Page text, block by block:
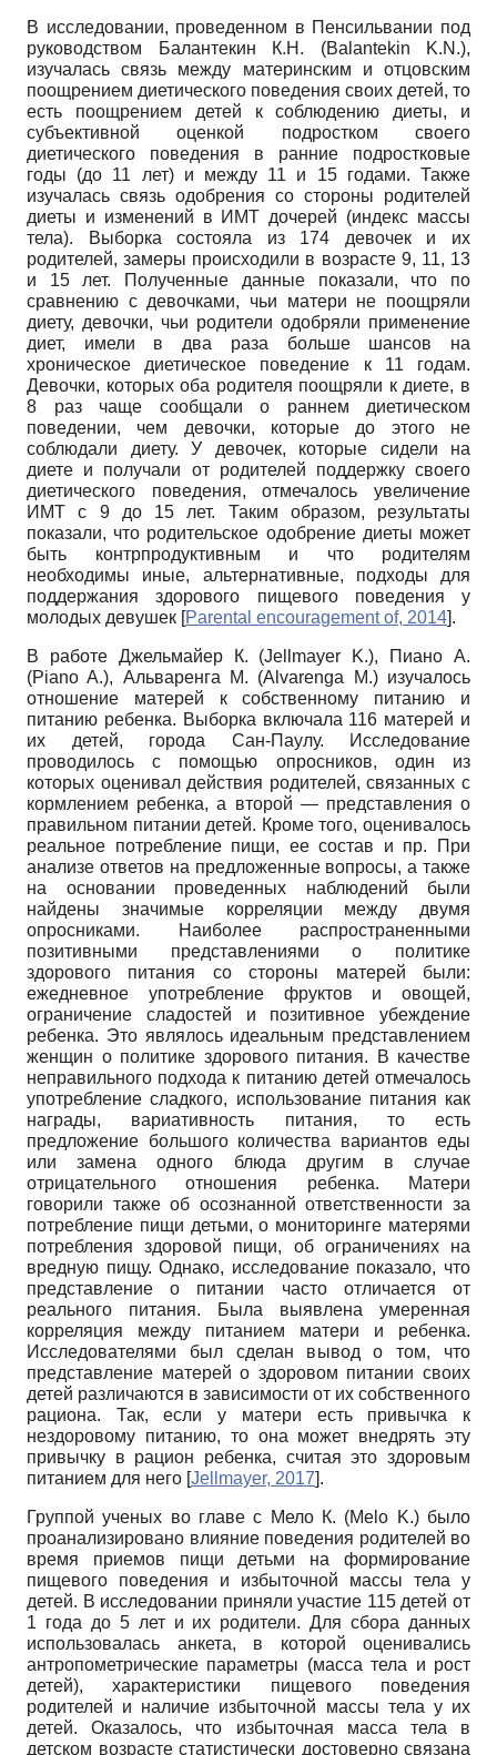
В исследовании, проведенном в Пенсильвании под
руководством Балантекин К.Н. (Balantekin K.N.),
изучалась связь между материнским и отцовским
поощрением диетического поведения своих детей, то
есть поощрением детей к соблюдению диеты, и
субъективной оценкой подростком своего
диетического поведения в ранние подростковые
годы (до 11 лет) и между 11 и 15 годами. Также
изучалась связь одобрения со стороны родителей
диеты и изменений в ИМТ дочерей (индекс массы
тела). Выборка состояла из 174 девочек и их
родителей, замеры происходили в возрасте 9, 11, 13
и 15 лет. Полученные данные показали, что по
сравнению с девочками, чьи матери не поощряли
диету, девочки, чьи родители одобряли применение
диет, имели в два раза больше шансов на
хроническое диетическое поведение к 11 годам.
Девочки, которых оба родителя поощряли к диете, в
8 раз чаще сообщали о раннем диетическом
поведении, чем девочки, которые до этого не
соблюдали диету. У девочек, которые сидели на
диете и получали от родителей поддержку своего
диетического поведения, отмечалось увеличение
ИМТ с 9 до 15 лет. Таким образом, результаты
показали, что родительское одобрение диеты может
быть контрпродуктивным и что родителям
необходимы иные, альтернативные, подходы для
поддержания здорового пищевого поведения у
молодых девушек [Parental encouragement of, 2014].
В работе Джельмайер К. (Jellmayer K.), Пиано А.
(Piano A.), Альваренга М. (Alvarenga M.) изучалось
отношение матерей к собственному питанию и
питанию ребенка. Выборка включала 116 матерей и
их детей, города Сан-Паулу. Исследование
проводилось с помощью опросников, один из
которых оценивал действия родителей, связанных с
кормлением ребенка, а второй — представления о
правильном питании детей. Кроме того, оценивалось
реальное потребление пищи, ее состав и пр. При
анализе ответов на предложенные вопросы, а также
на основании проведенных наблюдений были
найдены значимые корреляции между двумя
опросниками. Наиболее распространенными
позитивными представлениями о политике
здорового питания со стороны матерей были:
ежедневное употребление фруктов и овощей,
ограничение сладостей и позитивное убеждение
ребенка. Это являлось идеальным представлением
женщин о политике здорового питания. В качестве
неправильного подхода к питанию детей отмечалось
употребление сладкого, использование питания как
награды, вариативность питания, то есть
предложение большого количества вариантов еды
или замена одного блюда другим в случае
отрицательного отношения ребенка. Матери
говорили также об осознанной ответственности за
потребление пищи детьми, о мониторинге матерями
потребления здоровой пищи, об ограничениях на
вредную пищу. Однако, исследование показало, что
представление о питании часто отличается от
реального питания. Была выявлена умеренная
корреляция между питанием матери и ребенка.
Исследователями был сделан вывод о том, что
представление матерей о здоровом питании своих
детей различаются в зависимости от их собственного
рациона. Так, если у матери есть привычка к
нездоровому питанию, то она может внедрять эту
привычку в рацион ребенка, считая это здоровым
питанием для него [Jellmayer, 2017].
Группой ученых во главе с Мело К. (Melo K.) было
проанализировано влияние поведения родителей во
время приемов пищи детьми на формирование
пищевого поведения и избыточной массы тела у
детей. В исследовании приняли участие 115 детей от
1 года до 5 лет и их родители. Для сбора данных
использовалась анкета, в которой оценивались
антропометрические параметры (масса тела и рост
детей), характеристики пищевого поведения
родителей и наличие избыточной массы тела у их
детей. Оказалось, что избыточная масса тела в
детском возрасте статистически достоверно связана